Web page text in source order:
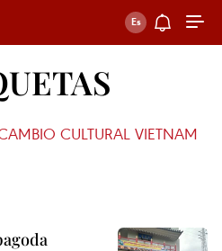
CULTURAL VIETNAM